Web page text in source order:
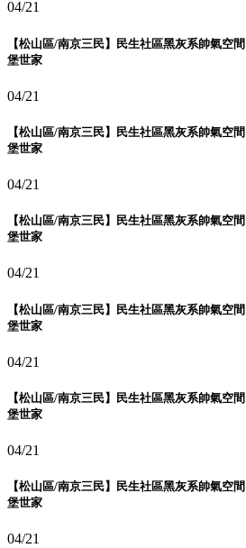
04/21
【松山區/南京三民】民生社區黑灰系帥氣空
堡世家
04/21
【松山區/南京三民】民生社區黑灰系帥氣空
堡世家
04/21
【松山區/南京三民】民生社區黑灰系帥氣空
堡世家
04/21
【松山區/南京三民】民生社區黑灰系帥氣空
堡世家
04/21
【松山區/南京三民】民生社區黑灰系帥氣空
堡世家
04/21
【松山區/南京三民】民生社區黑灰系帥氣空
堡世家
04/21